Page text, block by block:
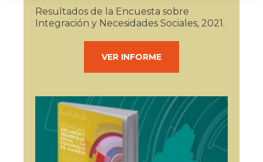
Resultados de la Encuesta sobre
Integración y Necesidades Sociales, 2021.
VER INFORME